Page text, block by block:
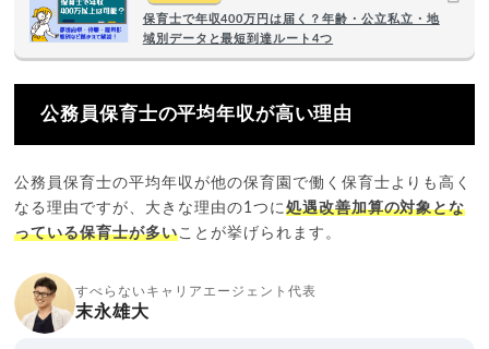
保育士で年収400万円は届く？年齢・公立私立・地
域別データと最短到達ルート4つ
公務員保育士の平均年収が高い理由
公務員保育士の平均年収が他の保育園で働く保育士よりも高く
なる理由ですが、大きな理由の1つに処遇改善加算の対象とな
っている保育士が多いことが挙げられます。
すべらないキャリアエージェント代表
末永雄大